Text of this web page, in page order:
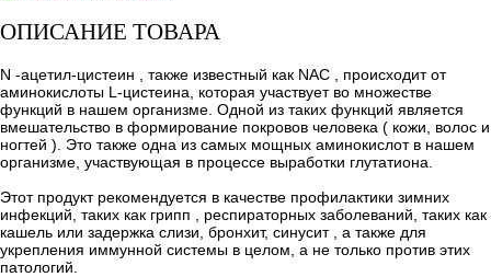
ОПИСАНИЕ ТОВАРА
N -ацетил-цистеин , также известный как NAC , происходит от
аминокислоты L-цистеина, которая участвует во множестве
функций в нашем организме. Одной из таких функций является
вмешательство в формирование покровов человека ( кожи, волос и
ногтей ). Это также одна из самых мощных аминокислот в нашем
организме, участвующая в процессе выработки глутатиона.
Этот продукт рекомендуется в качестве профилактики зимних
инфекций, таких как грипп , респираторных заболеваний, таких как
кашель или задержка слизи, бронхит, синусит , а также для
укрепления иммунной системы в целом, а не только против этих
патологий.